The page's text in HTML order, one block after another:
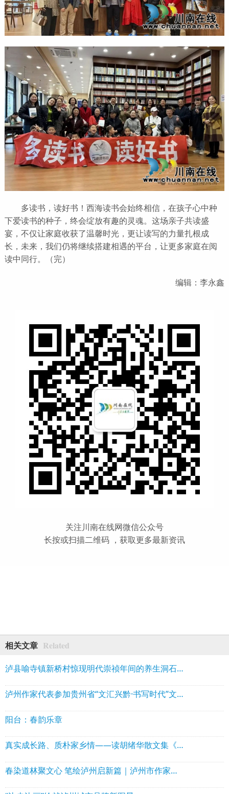
多读书，读好书！西海读书会始终相信，在孩子心中种
下爱读书的种子，终会绽放有趣的灵魂。这场亲子共读盛
宴，不仅让家庭收获了温馨时光，更让读写的力量扎根成
长，未来，我们仍将继续搭建相遇的平台，让更多家庭在阅
读中同行。（完）
编辑：李永鑫
关注川南在线网微信公众号
长按或扫描二维码 ，获取更多最新资讯
相关文章 Related
泸县喻寺镇新桥村惊现明代崇祯年间的养生洞石刻
泸州作家代表参加贵州省“文汇兴黔·书写时代”文学名家采风行活动
阳台：春韵乐章
真实成长路、质朴家乡情——读胡绪华散文集《走出小水河》
春染道林聚文心 笔绘泸州启新篇｜泸州市作家协会理事会走进泸县石桥镇道林沟 祥音奖2万元花落陈言熔